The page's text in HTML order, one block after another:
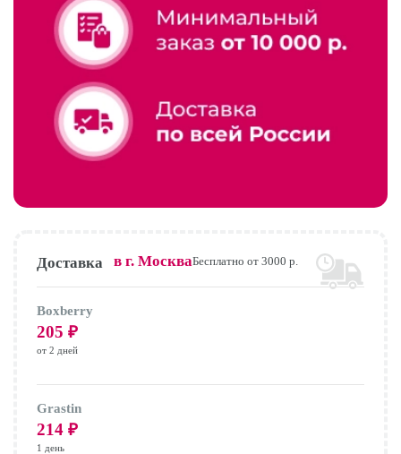
Доставка в г. МоскваБесплатно от 3000 р.
Boxberry
205 ₽
от 2 дней
Grastin
214 ₽
1 день